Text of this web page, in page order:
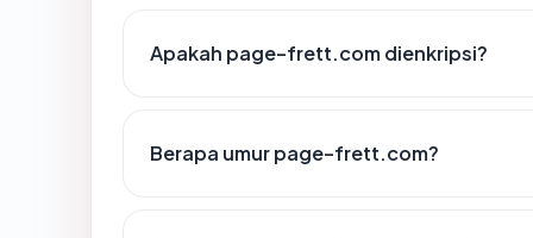
Apakah page-frett.com dienkripsi?
Berapa umur page-frett.com?